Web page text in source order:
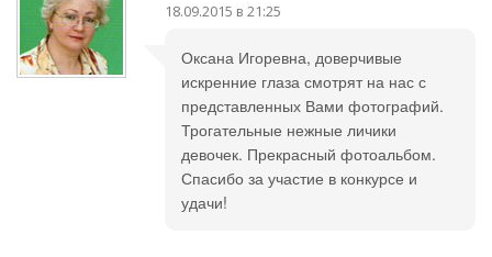
18.09.2015 в 21:25
Оксана Игоревна, доверчивые
искренние глаза смотрят на нас с
представленных Вами фотографий.
Трогательные нежные личики
девочек. Прекрасный фотоальбом.
Спасибо за участие в конкурсе и
удачи!